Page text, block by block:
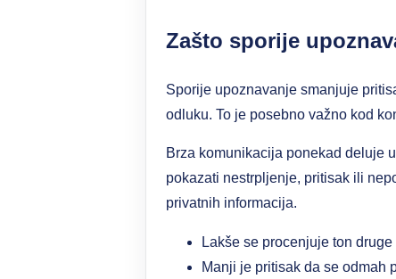
Zašto sporije
Sporije upoznavanje smanjuje
odluku. To je posebno važno kod
Brza komunikacija ponekad deluje
pokazati nestrpljenje, pritisak ili
privatnih informacija.
Lakše se procenjuje ton druge
Manji je pritisak da se odmah